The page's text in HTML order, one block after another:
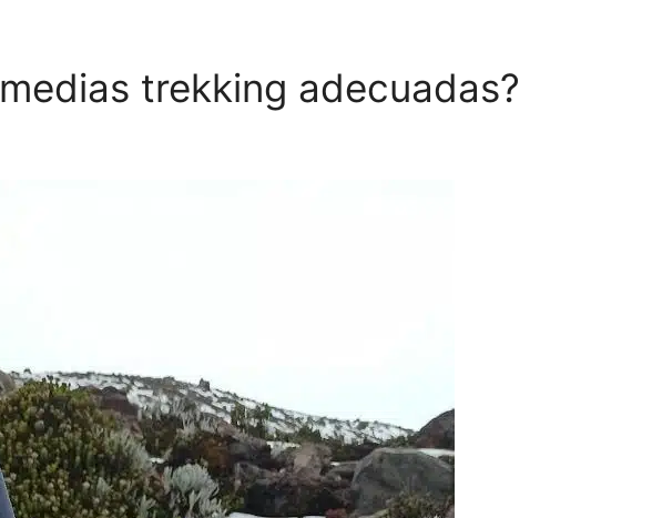
trekking adecuadas?